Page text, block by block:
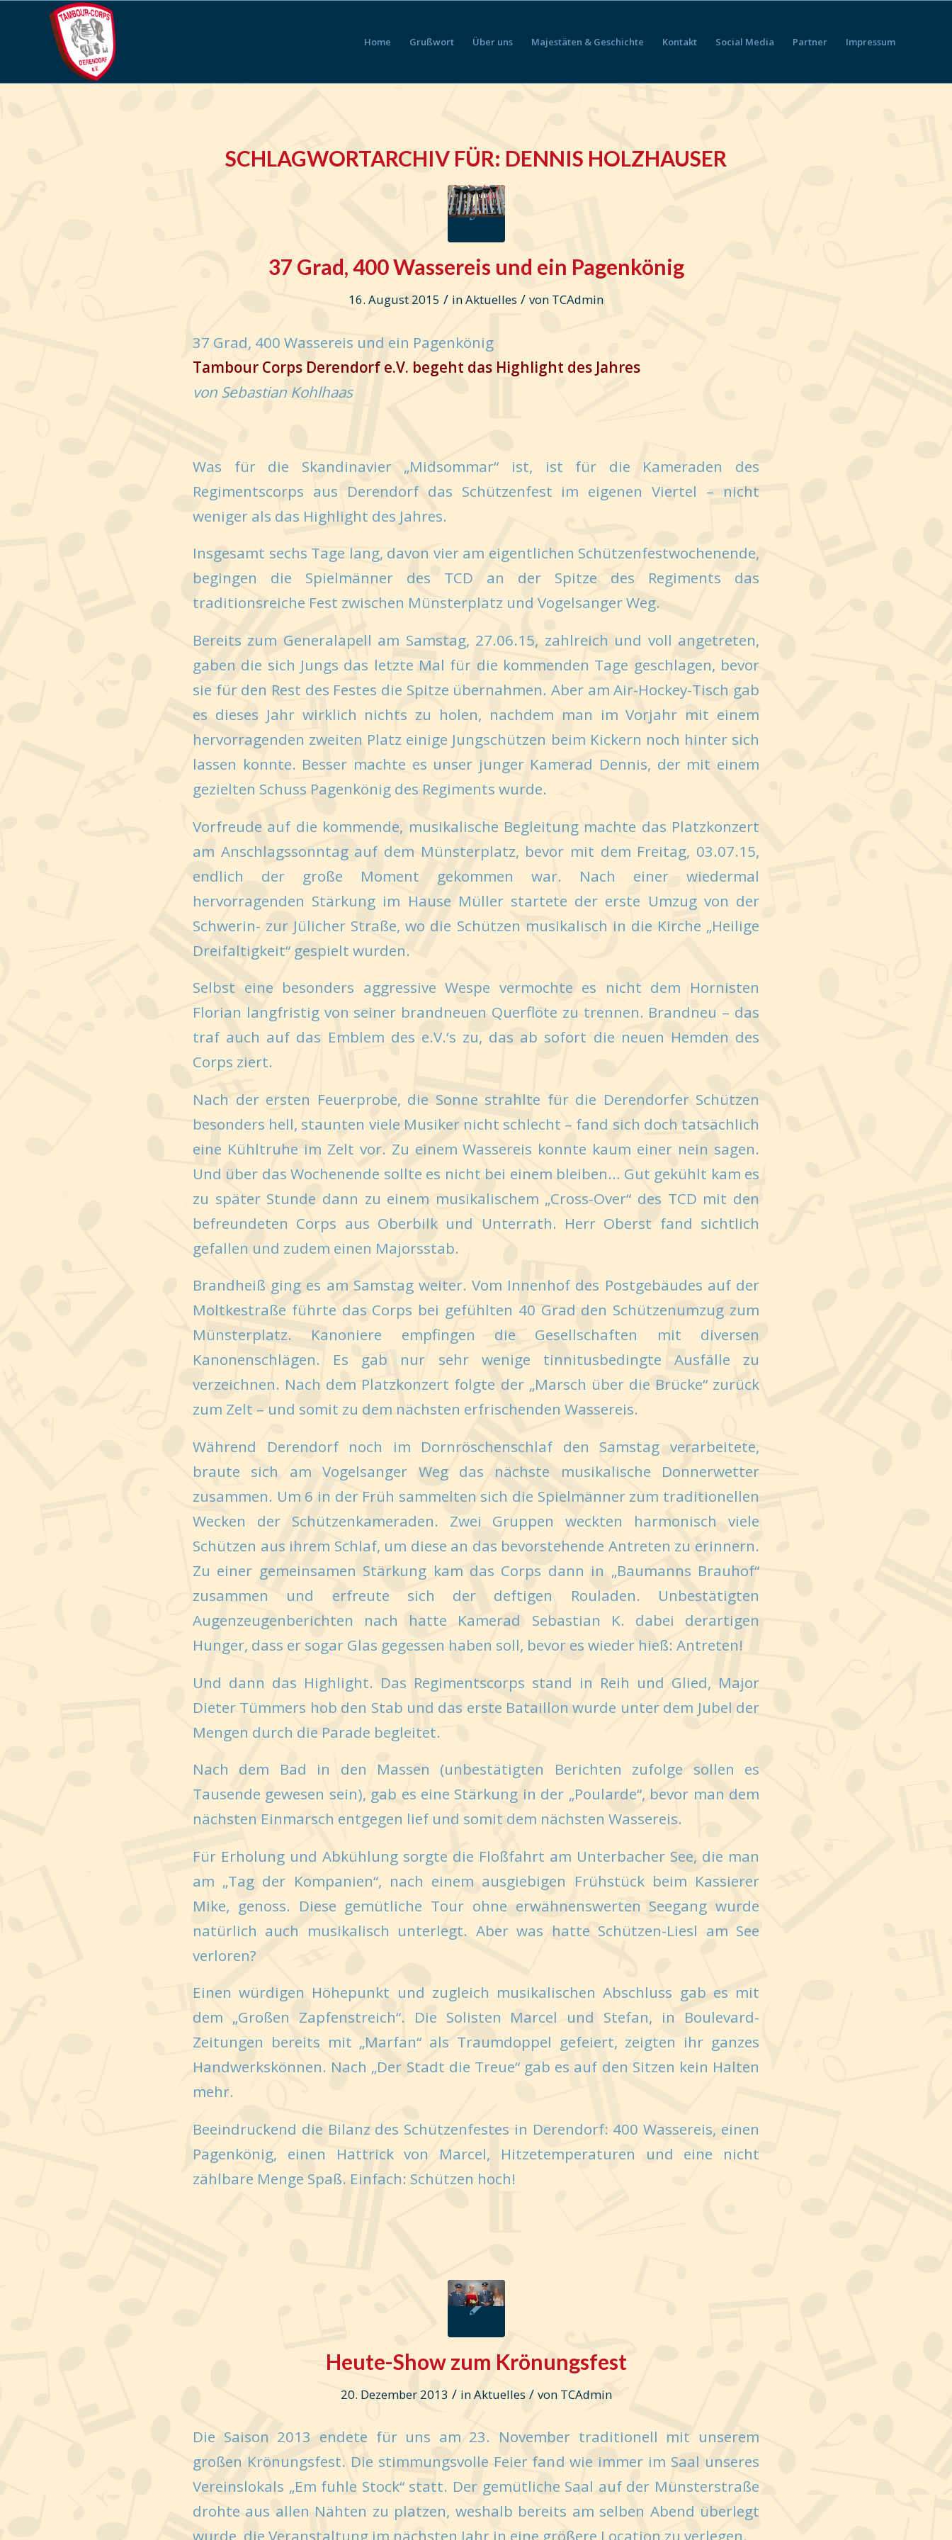
Home Grußwort Über uns Majestäten & Geschichte Kontakt Social Media Partner Impressum
SCHLAGWORTARCHIV FÜR: DENNIS HOLZHAUSER
37 Grad, 400 Wassereis und ein Pagenkönig
16. August 2015 / inAktuelles / von TCAdmin
37 Grad, 400 Wassereis und ein Pagenkönig
Tambour Corps Derendorf e.V. begeht das Highlight des Jahres
von Sebastian Kohlhaas
Was für die Skandinavier „Midsommar“ ist, ist für die Kameraden des
Regimentscorps aus Derendorf das Schützenfest im eigenen Viertel – nicht
weniger als das Highlight des Jahres.
Insgesamt sechs Tage lang, davon vier am eigentlichen Schützenfestwochenende,
begingen die Spielmänner des TCD an der Spitze des Regiments das
traditionsreiche Fest zwischen Münsterplatz und Vogelsanger Weg.
Bereits zum Generalapell am Samstag, 27.06.15, zahlreich und voll angetreten,
gaben die sich Jungs das letzte Mal für die kommenden Tage geschlagen, bevor
sie für den Rest des Festes die Spitze übernahmen. Aber am Air-Hockey-Tisch gab
es dieses Jahr wirklich nichts zu holen, nachdem man im Vorjahr mit einem
hervorragenden zweiten Platz einige Jungschützen beim Kickern noch hinter sich
lassen konnte. Besser machte es unser junger Kamerad Dennis, der mit einem
gezielten Schuss Pagenkönig des Regiments wurde.
Vorfreude auf die kommende, musikalische Begleitung machte das Platzkonzert
am Anschlagssonntag auf dem Münsterplatz, bevor mit dem Freitag, 03.07.15,
endlich der große Moment gekommen war. Nach einer wiedermal
hervorragenden Stärkung im Hause Müller startete der erste Umzug von der
Schwerin- zur Jülicher Straße, wo die Schützen musikalisch in die Kirche „Heilige
Dreifaltigkeit“ gespielt wurden.
Selbst eine besonders aggressive Wespe vermochte es nicht dem Hornisten
Florian langfristig von seiner brandneuen Querflöte zu trennen. Brandneu – das
traf auch auf das Emblem des e.V.‘s zu, das ab sofort die neuen Hemden des
Corps ziert.
Nach der ersten Feuerprobe, die Sonne strahlte für die Derendorfer Schützen
besonders hell, staunten viele Musiker nicht schlecht – fand sich doch tatsächlich
eine Kühltruhe im Zelt vor. Zu einem Wassereis konnte kaum einer nein sagen.
Und über das Wochenende sollte es nicht bei einem bleiben… Gut gekühlt kam es
zu später Stunde dann zu einem musikalischem „Cross-Over“ des TCD mit den
befreundeten Corps aus Oberbilk und Unterrath. Herr Oberst fand sichtlich
gefallen und zudem einen Majorsstab.
Brandheiß ging es am Samstag weiter. Vom Innenhof des Postgebäudes auf der
Moltkestraße führte das Corps bei gefühlten 40 Grad den Schützenumzug zum
Münsterplatz. Kanoniere empfingen die Gesellschaften mit diversen
Kanonenschlägen. Es gab nur sehr wenige tinnitusbedingte Ausfälle zu
verzeichnen. Nach dem Platzkonzert folgte der „Marsch über die Brücke“ zurück
zum Zelt – und somit zu dem nächsten erfrischenden Wassereis.
Während Derendorf noch im Dornröschenschlaf den Samstag verarbeitete,
braute sich am Vogelsanger Weg das nächste musikalische Donnerwetter
zusammen. Um 6 in der Früh sammelten sich die Spielmänner zum traditionellen
Wecken der Schützenkameraden. Zwei Gruppen weckten harmonisch viele
Schützen aus ihrem Schlaf, um diese an das bevorstehende Antreten zu erinnern.
Zu einer gemeinsamen Stärkung kam das Corps dann in „Baumanns Brauhof“
zusammen und erfreute sich der deftigen Rouladen. Unbestätigten
Augenzeugenberichten nach hatte Kamerad Sebastian K. dabei derartigen
Hunger, dass er sogar Glas gegessen haben soll, bevor es wieder hieß: Antreten!
Und dann das Highlight. Das Regimentscorps stand in Reih und Glied, Major
Dieter Tümmers hob den Stab und das erste Bataillon wurde unter dem Jubel der
Mengen durch die Parade begleitet.
Nach dem Bad in den Massen (unbestätigten Berichten zufolge sollen es
Tausende gewesen sein), gab es eine Stärkung in der „Poularde“, bevor man dem
nächsten Einmarsch entgegen lief und somit dem nächsten Wassereis.
Für Erholung und Abkühlung sorgte die Floßfahrt am Unterbacher See, die man
am „Tag der Kompanien“, nach einem ausgiebigen Frühstück beim Kassierer
Mike, genoss. Diese gemütliche Tour ohne erwähnenswerten Seegang wurde
natürlich auch musikalisch unterlegt. Aber was hatte Schützen-Liesl am See
verloren?
Einen würdigen Höhepunkt und zugleich musikalischen Abschluss gab es mit
dem „Großen Zapfenstreich“. Die Solisten Marcel und Stefan, in Boulevard-
Zeitungen bereits mit „Marfan“ als Traumdoppel gefeiert, zeigten ihr ganzes
Handwerkskönnen. Nach „Der Stadt die Treue“ gab es auf den Sitzen kein Halten
mehr.
Beeindruckend die Bilanz des Schützenfestes in Derendorf: 400 Wassereis, einen
Pagenkönig, einen Hattrick von Marcel, Hitzetemperaturen und eine nicht
zählbare Menge Spaß. Einfach: Schützen hoch!
Heute-Show zum Krönungsfest
20. Dezember 2013 / inAktuelles / von TCAdmin
Die Saison 2013 endete für uns am 23. November traditionell mit unserem
großen Krönungsfest. Die stimmungsvolle Feier fand wie immer im Saal unseres
Vereinslokals „Em fuhle Stock“ statt. Der gemütliche Saal auf der Münsterstraße
drohte aus allen Nähten zu platzen, weshalb bereits am selben Abend überlegt
wurde, die Veranstaltung im nächsten Jahr in eine größere Location zu verlegen.